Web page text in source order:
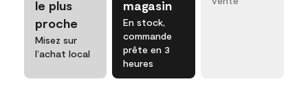
le plus
proche
Misez sur
l’achat local
magasin
En stock,
commande
prête en 3
heures